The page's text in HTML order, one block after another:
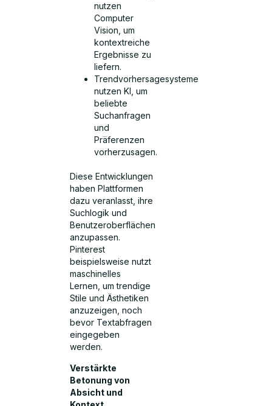
nutzen
Computer
Vision, um
kontextreiche
Ergebnisse zu
liefern.
Trendvorhersagesysteme
nutzen KI, um
beliebte
Suchanfragen
und
Präferenzen
vorherzusagen.
Diese Entwicklungen
haben Plattformen
dazu veranlasst, ihre
Suchlogik und
Benutzeroberflächen
anzupassen.
Pinterest
beispielsweise nutzt
maschinelles
Lernen, um trendige
Stile und Ästhetiken
anzuzeigen, noch
bevor Textabfragen
eingegeben
werden.
Verstärkte
Betonung von
Absicht und